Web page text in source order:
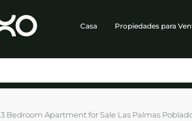
Casa Propiedades para
3 Bedroom Apartment for Sale Las Palmas